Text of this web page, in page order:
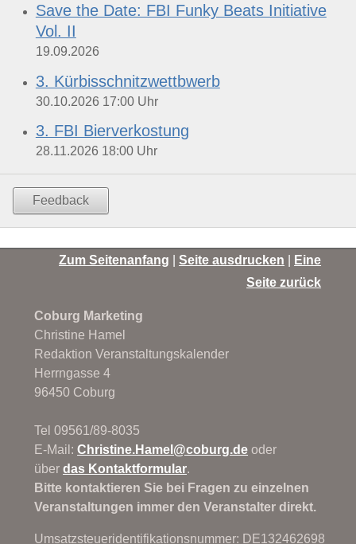
Save the Date: FBI Funky Beats Initiative
Vol. II
19.09.2026
3. Kürbisschnitzwettbwerb
30.10.2026 17:00 Uhr
3. FBI Bierverkostung
28.11.2026 18:00 Uhr
Feedback
Zum Seitenanfang |Seite ausdrucken
Eine
Seite zurück
Coburg Marketing
Christine Hamel
Redaktion Veranstaltungskalender
Herrngasse 4
96450 Coburg
Tel 09561/89-8035
E-Mail:Christine.Hamel@coburg.de oder
überdas Kontaktformular.
Bitte kontaktieren Sie bei Fragen zu einzelnen
Veranstaltungen immer den Veranstalter direkt.
Umsatzsteueridentifikationsnummer: DE132462698